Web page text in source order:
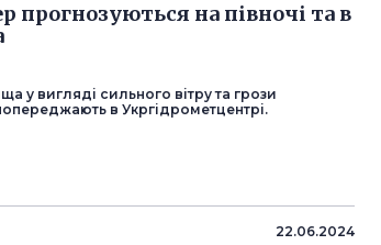
прогнозуються на півночі та в
у вигляді сильного вітру та грози
в Укргідрометцентрі.
22.06.2024